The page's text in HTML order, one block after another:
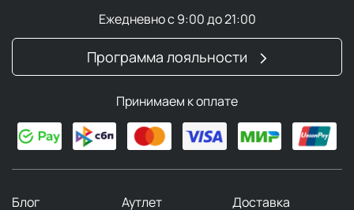
Ежедневно с 9:00 до 21:00
Программа лояльности
Принимаем к оплате
Блог Аутлет
Доставка